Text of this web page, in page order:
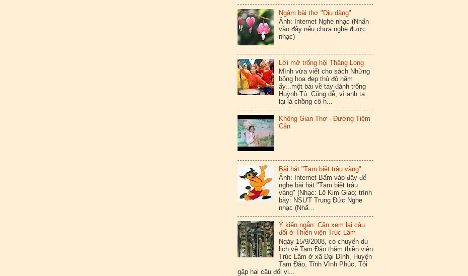
Ngâm bài thơ "Dịu dàng"
Ảnh: Internet Nghe nhạc (Nhấn
vào đây nếu chưa nghe được
nhạc)
Lời mở trống hội Thăng Long
Mình vừa viết cho sách Những
bông hoa đẹp thủ đô năm
ấy...một bài về tay đánh trống
Huỳnh Tú. Cũng dễ, vì anh ta
lại là chồng cô h...
Không Gian Thơ - Đường Tiệm
Cận
Bài hát "Tạm biệt trâu vàng"
Ảnh: Internet Bấm vào đây để
nghe bài hát "Tạm biệt trâu
vàng" (Nhạc: Lê Kim Giao; trình
bày: NSƯT Trung Đức Nghe
nhạc (Nhấ...
Ý kiến ngắn: Cần xem lại câu
đối ở Thiền viện Trúc Lâm
Ngày 15/9/2008, có chuyến du
lịch về Tam Đảo thăm thiền viện
Trúc Lâm ở xã Đại Đình, Huyện
Tam Đảo, Tỉnh Vĩnh Phúc, Tôi
gặp hai câu đối vi...